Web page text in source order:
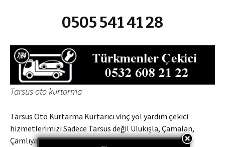
0505 541 41 28
Tarsus oto kurtarma
Tarsus Oto Kurtarma Kurtarıcı vinç yol yardım çekici
hizmetlerimizi Sadece Tarsus değil Ulukışla, Çamalan,
Çamlıyayla, Mersin otoyolu, Niğde Otoyolu, Zengen,